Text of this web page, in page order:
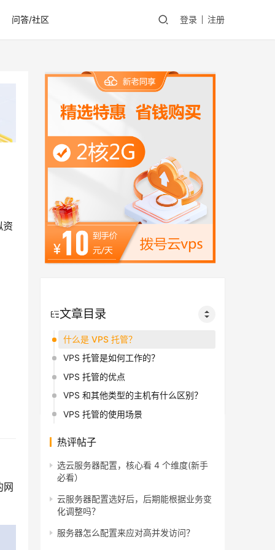
问答/社区 登录 注册
资
网
文章目录
什么是 VPS 托管？
VPS 托管是如何工作的？
VPS 托管的优点
VPS 和其他类型的主机有什么区别？
VPS 托管的使用场景
热评帖子
选云服务器配置，核心看 4 个维度(新手
必看）
云服务器配置选好后，后期能根据业务变
化调整吗？
服务器怎么配置来应对高并发访问？